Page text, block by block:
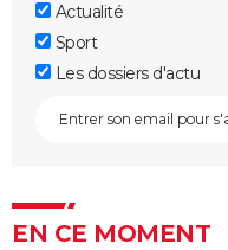
Actualité
Sport
Les dossiers d'actu
EN CE MOMENT